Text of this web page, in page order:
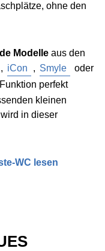
ohne den
Modelle aus den
, iCon , Smyle
oder
perfekt
kleinen
in dieser
WC lesen